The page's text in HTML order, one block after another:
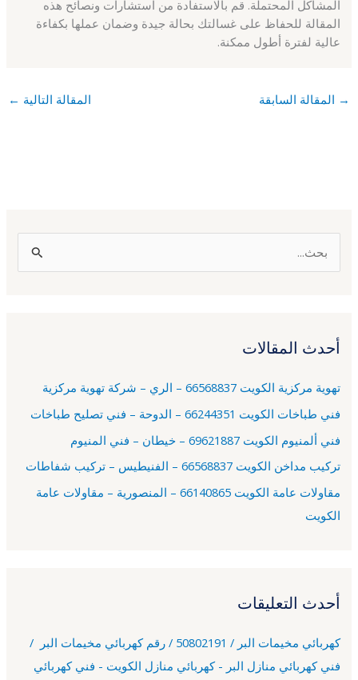
المشاكل المحتملة. قم بالاستفادة من استشارات ونصائح هذه
المقالة للحفاظ على غسالتك بحالة جيدة وضمان عملها بكفاءة
عالية لفترة أطول ممكنة.
→ المقالة السابقة المقالة التالية ←
ث
ن
:
أحدث المقالات
تهوية مركزية الكويت 66568837 – الري – شركة تهوية مركزية
فني طباخات الكويت 66244351 – الدوحة – فني تصليح طباخات
فني ألمنيوم الكويت 69621887 – خيطان – فني المنيوم
تركيب مداخن الكويت 66568837 – الفنيطيس – تركيب شفاطات
مقاولات عامة الكويت 66140865 – المنصورية – مقاولات عامة
الكويت
أحدث التعليقات
كهربائي مخيمات البر / 50802191 / رقم كهربائي مخيمات البر /
فني كهربائي منازل البر - كهربائي منازل الكويت - فني كهربائي